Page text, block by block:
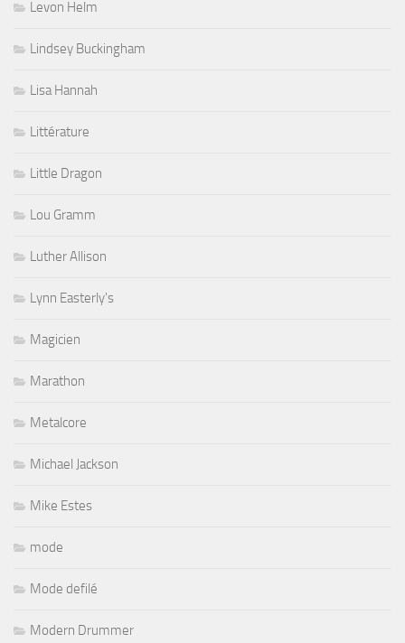
Levon Helm
Lindsey Buckingham
Lisa Hannah
Littérature
Little Dragon
Lou Gramm
Luther Allison
Lynn Easterly's
Magicien
Marathon
Metalcore
Michael Jackson
Mike Estes
mode
Mode defilé
Modern Drummer